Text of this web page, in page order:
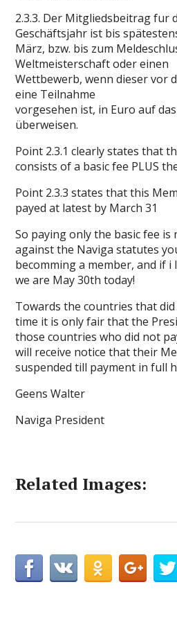
2.3.3. Der Mitgliedsbeitrag fur
Geschäftsjahr ist bis
März, bzw. bis zum
Weltmeisterschaft oder einen
Wettbewerb, wenn dieser vor
eine Teilnahme
vorgesehen ist, in Euro auf
überweisen.
Point 2.3.1 clearly states that
consists of a basic fee PLUS
Point 2.3.3 states that this
payed at latest by March 31
So paying only the basic fee is
against the Naviga statutes
becomming a member, and if
we are May 30th today!
Towards the countries that
time it is only fair that the
those countries who did not
will receive notice that their
suspended till payment in full
Geens Walter
Naviga President
Related Images: